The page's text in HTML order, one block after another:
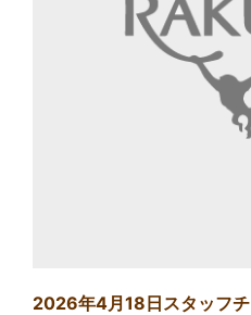
2026年4月18日スタッフ